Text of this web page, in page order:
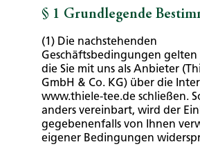
§ 1 Grundlegende
(1) Die nachstehenden
Geschäftsbedingungen
die Sie mit uns als Anbieter
GmbH & Co. KG) über die
www.thiele-tee.de schließen.
anders vereinbart, wird der
gegebenenfalls von Ihnen
eigener Bedingungen